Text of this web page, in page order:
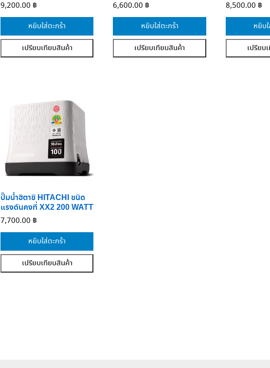
9,200.00 ฿
หยิบใส่ตะกร้า
เปรียบเทียบสินค้า
6,600.00 ฿
หยิบใส่ตะกร้า
เปรียบเทียบสินค้า
8,500.00 ฿
หยิบ
เปรียบ
ปั๊มน้ำฮิตาชิ HITACHI ชนิด
แรงดันคงที่ XX2 200 WATT
7,700.00 ฿
หยิบใส่ตะกร้า
เปรียบเทียบสินค้า